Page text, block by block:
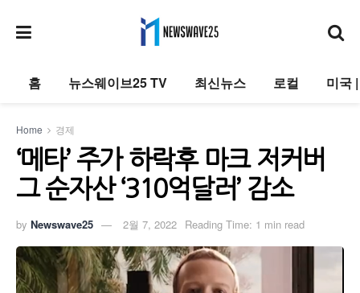
홈 뉴스웨이브25 TV 최신뉴스 로컬 미국
Home 경제
‘메타’ 주가 하락후 마크 저커버
그 순자산 ‘310억달러’ 감소
by Newswave25 2월 7, 2022 Reading Time: 1 min read